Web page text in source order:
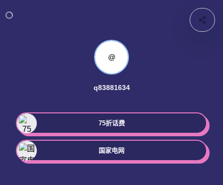
@
q83881634
75折话费
国家电网